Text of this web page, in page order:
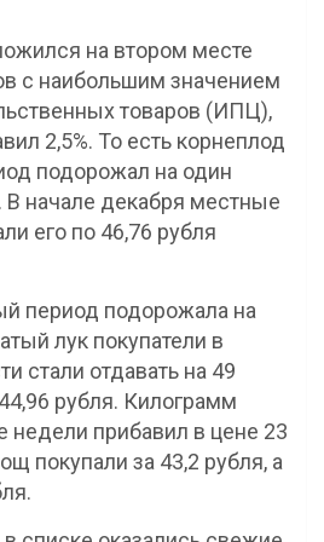
на втором месте
с наибольшим значением
товаров (ИПЦ),
2,5%. То есть корнеплод
подорожал на один
В начале декабря местные
его по 46,76 рубля
период подорожала на
лук покупатели в
стали отдавать на 49
рубля. Килограмм
недели прибавил в цене 23
покупали за 43,2 рубля, а